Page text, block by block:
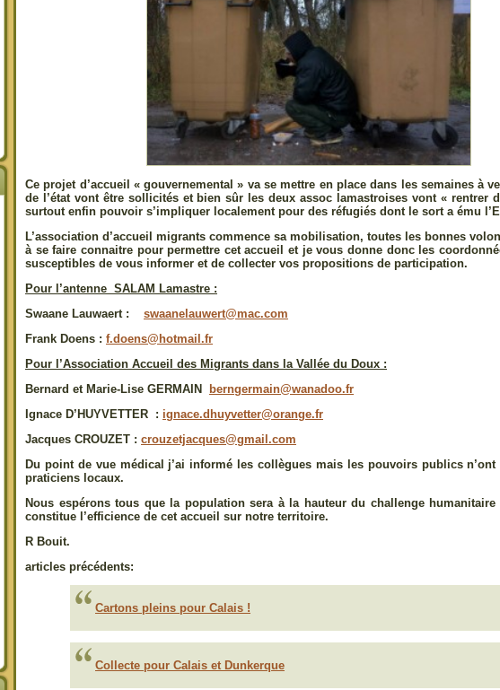
Ce projet d’accueil « gouvernemental » va se mettre en place dans les semaines à
de l’état vont être sollicités et bien sûr les deux assoc lamastroises vont « rentrer
surtout enfin pouvoir s’impliquer localement pour des réfugiés dont le sort a ému
L’association d’accueil migrants commence sa mobilisation, toutes les bonnes
à se faire connaitre pour permettre cet accueil et je vous donne donc les
susceptibles de vous informer et de collecter vos propositions de participation.
Pour l’antenne SALAM Lamastre :
Swaane Lauwaert :
swaanelauwert@mac.com
Frank Doens : f.doens@hotmail.fr
Pour l’Association Accueil des Migrants dans la Vallée du Doux :
Bernard et Marie-Lise GERMAIN
berngermain@wanadoo.fr
Ignace D’HUYVETTER : ignace.dhuyvetter@orange.fr
Jacques CROUZET : crouzetjacques@gmail.com
Du point de vue médical j’ai informé les collègues mais les pouvoirs publics n’ont
praticiens locaux.
Nous espérons tous que la population sera à la hauteur du challenge
constitue l’efficience de cet accueil sur notre territoire.
R Bouit.
articles précédents:
Cartons pleins pour Calais !
Collecte pour Calais et Dunkerque